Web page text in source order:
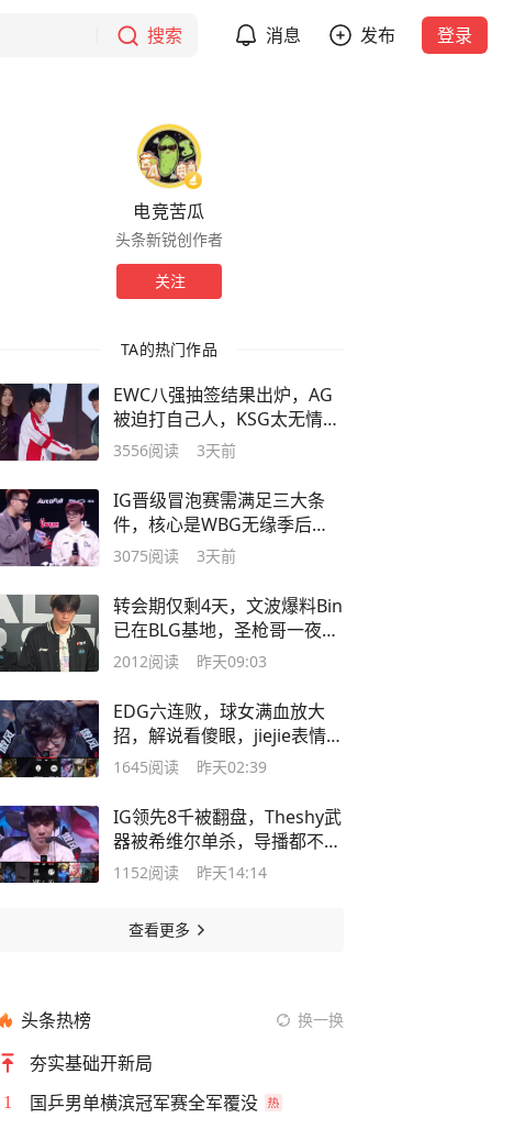
搜索 消息 发布 登录
电竞苦瓜
头条新锐创作者
关注
TA的热门作品
EWC八强抽签结果出炉，AG
被迫打自己人，KSG太无情追
着VP打
3556阅读 3天前
IG晋级冒泡赛需满足三大条
件，核心是WBG无缘季后
赛，真有希望了
3075阅读 3天前
转会期仅剩4天，文波爆料Bin
已在BLG基地，圣枪哥一夜没
睡
2012阅读 昨天09:03
EDG六连败，球女满血放大
招，解说看傻眼，jiejie表情都
变了
1645阅读 昨天02:39
IG领先8千被翻盘，Theshy武
器被希维尔单杀，导播都不敢
给回放
1152阅读 昨天14:14
查看更多
头条热榜 换一换
夯实基础开新局
1 国乒男单横滨冠军赛全军覆没